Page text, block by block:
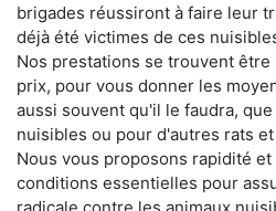
brigades réussiront à faire leur
déjà été victimes de ces
Nos prestations se trouvent
prix, pour vous donner les
aussi souvent qu'il le faudra,
nuisibles ou pour d'autres rats
Nous vous proposons rapidité
conditions essentielles pour